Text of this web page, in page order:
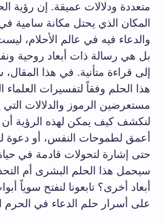
متعددة ودلالات عميقة. إن رؤية
المكان الذي يحتل مكانة سامية
والدعاء فيه في عالم الأحلام،
بل هي رسالة ذات أبعاد روحية
إلى قراءة متأنية. في هذا
هذا الحلم وفقاً لتفسيرات العلماء
مستعرضين الرموز والدلالات التي
لنكشف كيف يمكن لهذه الرؤية أن
أعمق لطموحات النفس، أو دعوة
حتى إشارة لتحولات قادمة في
سيحمل هذا الحلم البشرى أم
أبعاد أخرى؟ تابعونا لنفتح سوياً
على أسرار حلم الدعاء في الحرم